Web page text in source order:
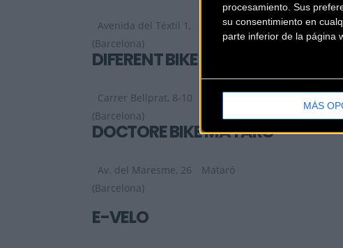
procesamiento. Sus
su consentimiento en
parte inferior de la página
MÁS
Avenida del Téxtil 1,
Terrasa
(Barcelona)
DIFERENT BIKE
Carrer Bellprat, 8-10
(Barcelona)
DOCTORE BIKE MATARÓ
Av. del Maresme, 26
Mataró
(Barcelona)
E-VELO